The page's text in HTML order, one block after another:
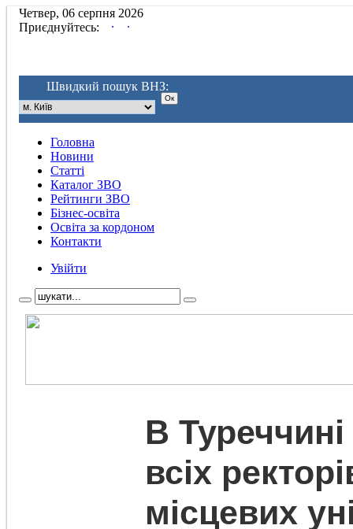
Четвер, 06 серпня 2026
Приєднуйтесь:
. .
Швидкий пошук ВНЗ:
Головна
Новини
Статті
Каталог ЗВО
Рейтинги ЗВО
Бізнес-освіта
Освіта за кордоном
Контакти
Увійти
В
всіх
місцевих